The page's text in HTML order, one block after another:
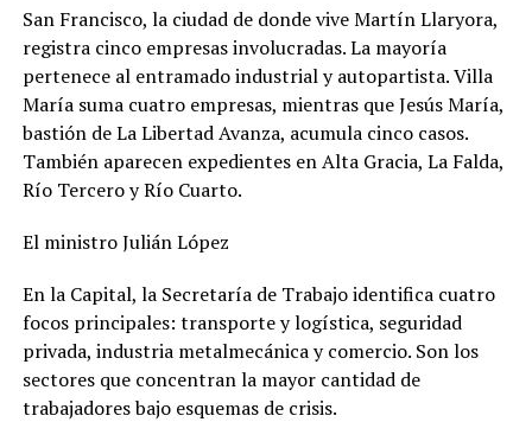
San Francisco, la ciudad de donde vive Martín Llaryora,
registra cinco empresas involucradas. La mayoría
pertenece al entramado industrial y autopartista. Villa
María suma cuatro empresas, mientras que Jesús María,
bastión de La Libertad Avanza, acumula cinco casos.
También aparecen expedientes en Alta Gracia, La Falda,
Río Tercero y Río Cuarto.
El ministro Julián López
En la Capital, la Secretaría de Trabajo identifica cuatro
focos principales: transporte y logística, seguridad
privada, industria metalmecánica y comercio. Son los
sectores que concentran la mayor cantidad de
trabajadores bajo esquemas de crisis.